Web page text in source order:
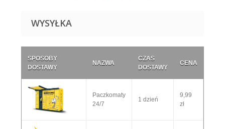
WYSYŁKA
SPOSOBY
DOSTAWY
NAZWA
CZAS
DOSTAWY
CENA
Paczkomaty
24/7
1 dzień
9,99
zł